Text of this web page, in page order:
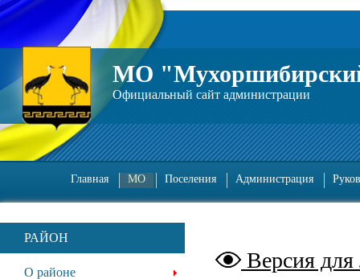
МО
Официальный сайт администрации
Главная МО Поселения Администрация
РАЙОН
О районе Версия